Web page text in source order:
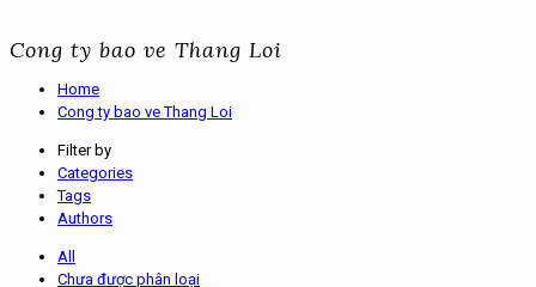
Cong ty bao ve Thang Loi
Home
Cong ty bao ve Thang Loi
Filter by
Categories
Tags
Authors
All
Chưa được phân loại